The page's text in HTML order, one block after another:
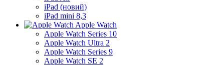
iPad (новий)
iPad mini 8,3
Apple Watch
Apple Watch Series 10
Apple Watch Ultra 2
Apple Watch Series 9
Apple Watch SE 2